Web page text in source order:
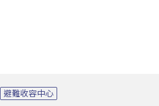
避難收容中心